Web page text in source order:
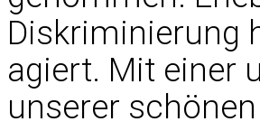
Diskriminierung
agiert. Mit einer
unserer